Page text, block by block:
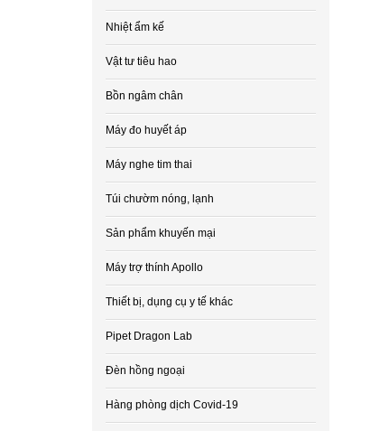
Nhiệt ẩm kế
Vật tư tiêu hao
Bồn ngâm chân
Máy đo huyết áp
Máy nghe tim thai
Túi chườm nóng, lạnh
Sản phẩm khuyến mại
Máy trợ thính Apollo
Thiết bị, dụng cụ y tế khác
Pipet Dragon Lab
Đèn hồng ngoại
Hàng phòng dịch Covid-19